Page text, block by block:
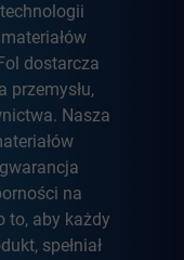
dostarcza
przemysłu,
Nasza
na
to, aby każdy
spełniał